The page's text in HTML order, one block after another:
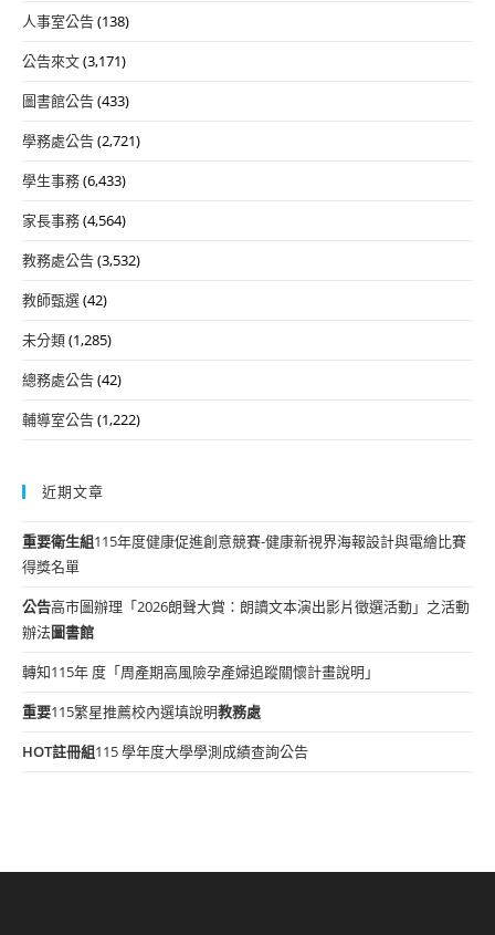
人事室公告(138)
公告來文(3,171)
圖書館公告(433)
學務處公告(2,721)
學生事務(6,433)
家長事務(4,564)
教務處公告(3,532)
教師甄選(42)
未分類(1,285)
總務處公告(42)
輔導室公告(1,222)
近期文章
重要衛生組115年度健康促進創意競賽-健康新視界海報設計與電繪比賽
得獎名單
公告高市圖辦理「2026朗聲大賞：朗讀文本演出影片徵選活動」之活動
辦法圖書館
轉知115年 度「周產期高風險孕產婦追蹤關懷計畫說明」
重要115繁星推薦校內選填說明教務處
HOT註冊組115 學年度大學學測成績查詢公告